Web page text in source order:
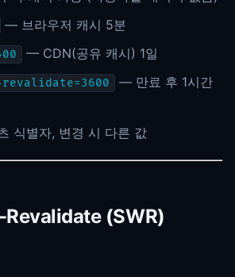
— 브라우저 캐시 5분
— CDN(공유 캐시) 1일
— 만료 후 1시간
식별자, 변경 시 다른 값
(SWR)